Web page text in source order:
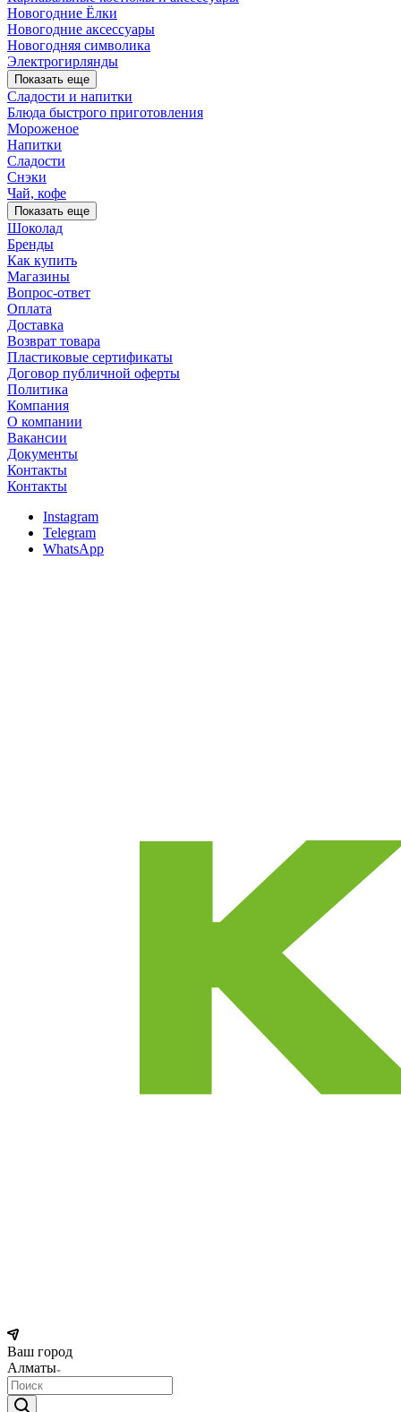
Новогодние Ёлки
Новогодние аксессуары
Новогодняя символика
Электрогирлянды
Показать еще
Сладости и напитки
Блюда быстрого приготовления
Мороженое
Напитки
Сладости
Снэки
Чай, кофе
Показать еще
Шоколад
Бренды
Как купить
Магазины
Вопрос-ответ
Оплата
Доставка
Возврат товара
Пластиковые сертификаты
Договор публичной оферты
Политика
Компания
О компании
Вакансии
Документы
Контакты
Контакты
Instagram
Telegram
WhatsApp
Ваш город
Алматы